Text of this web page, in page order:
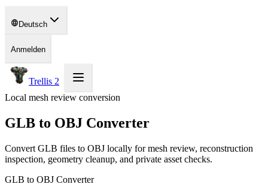
Deutsch
Anmelden
Trellis 2
Local mesh review conversion
GLB to OBJ Converter
Convert GLB files to OBJ locally for mesh review, reconstruction
inspection, geometry cleanup, and private asset checks.
GLB to OBJ Converter